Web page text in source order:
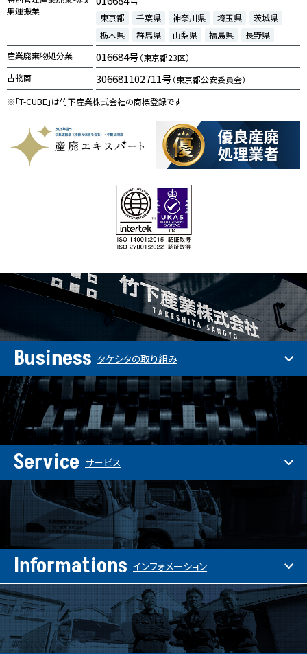
集運搬業
東京都 千葉県 神奈川県 埼玉県
茨城県
栃木県
群馬県 山梨県 福島県
長野県
産業廃棄物処分業
016684号（東京都23区）
古物商
306681102711号（東京都公安委員会）
※「T-CUBE」は竹下産業株式会社の商標登録です
Business タケシタの取り組み
Service サービス
Informations インフォメーション